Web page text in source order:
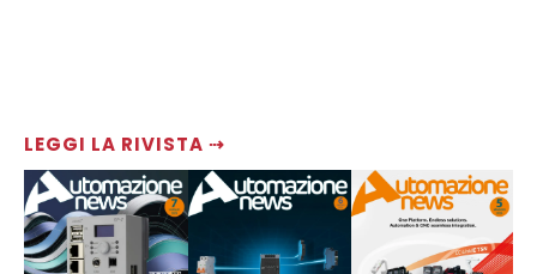
LEGGI LA RIVISTA ⇢